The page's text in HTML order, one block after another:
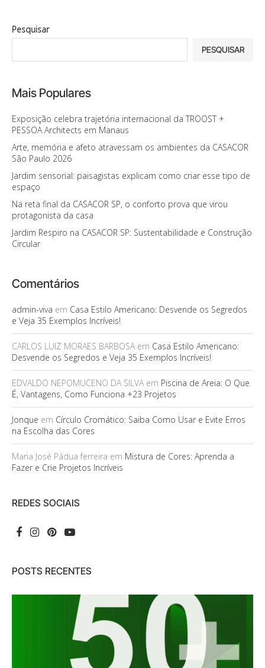
Pesquisar
PESQUISAR
Mais Populares
Exposição celebra trajetória internacional da TROOST +
PESSOA Architects em Manaus
Arte, memória e afeto atravessam os ambientes da CASACOR
São Paulo 2026
Jardim sensorial: paisagistas explicam como criar esse tipo de
espaço
Na reta final da CASACOR SP, o conforto prova que virou
protagonista da casa
Jardim Respiro na CASACOR SP: Sustentabilidade e Construção
Circular
Comentários
admin-viva em Casa Estilo Americano: Desvende os Segredos
e Veja 35 Exemplos Incríveis!
CARLOS LUIZ MORAES BARBOSAem Casa Estilo Americano:
Desvende os Segredos e Veja 35 Exemplos Incríveis!
EDVALDO NEPOMUCENO DA SILVAem Piscina de Areia: O Que
É, Vantagens, Como Funciona +23 Projetos
Jonque em Círculo Cromático: Saiba Como Usar e Evite Erros
na Escolha das Cores
Maria José Pádua ferreira em Mistura de Cores: Aprenda a
Fazer e Crie Projetos Incríveis
REDES SOCIAIS
POSTS RECENTES